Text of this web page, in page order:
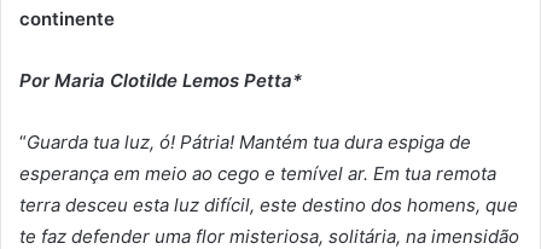
continente
Por Maria Clotilde Lemos Petta*
“Guarda tua luz, ó! Pátria! Mantém tua dura espiga de
esperança em meio ao cego e temível ar. Em tua remota
terra desceu esta luz difícil, este destino dos homens, que
te faz defender uma flor misteriosa, solitária, na imensidão